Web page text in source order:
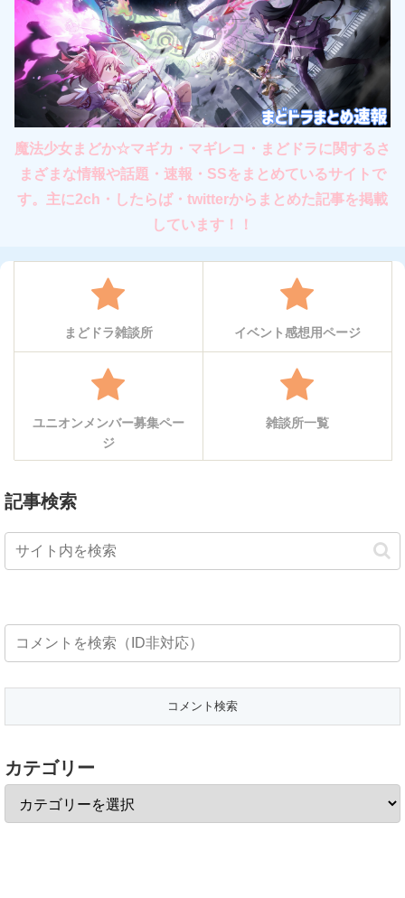
魔法少女まどか☆マギカ・マギレコ・まどドラに関するさ
まざまな情報や話題・速報・SSをまとめているサイトで
す。主に2ch・したらば・twitterからまとめた記事を掲載
しています！！
まどドラ雑談所 イベント感想用ページ
ユニオンメンバー募集ペー
ジ
雑談所一覧
記事検索
カテゴリー